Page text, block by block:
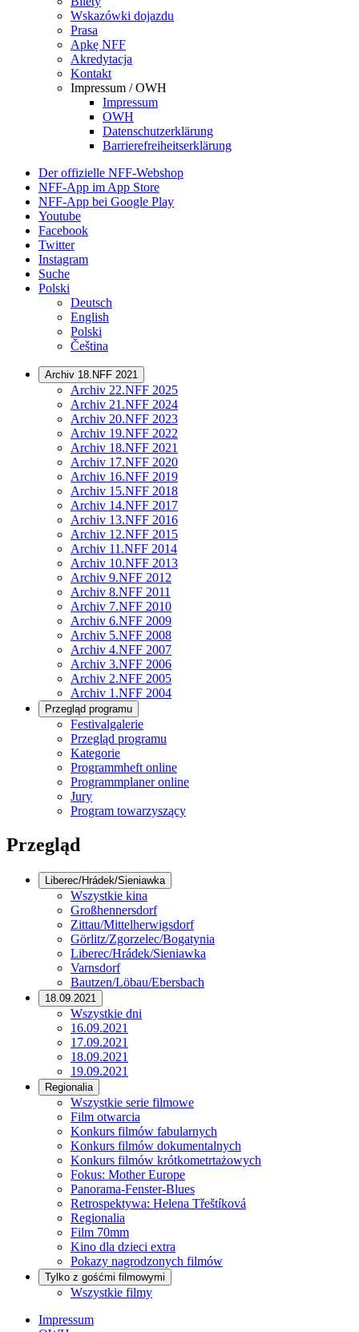
Wskazówki dojazdu
Prasa
Apkę NFF
Akredytacja
Kontakt
Impressum / OWH
Impressum
OWH
Datenschutzerklärung
Barrierefreiheitserklärung
Der offizielle NFF-Webshop
NFF-App im App Store
NFF-App bei Google Play
Youtube
Facebook
Twitter
Instagram
Suche
Polski
Deutsch
English
Polski
Čeština
Archiv 18.NFF 2021
Archiv 22.NFF 2025
Archiv 21.NFF 2024
Archiv 20.NFF 2023
Archiv 19.NFF 2022
Archiv 18.NFF 2021
Archiv 17.NFF 2020
Archiv 16.NFF 2019
Archiv 15.NFF 2018
Archiv 14.NFF 2017
Archiv 13.NFF 2016
Archiv 12.NFF 2015
Archiv 11.NFF 2014
Archiv 10.NFF 2013
Archiv 9.NFF 2012
Archiv 8.NFF 2011
Archiv 7.NFF 2010
Archiv 6.NFF 2009
Archiv 5.NFF 2008
Archiv 4.NFF 2007
Archiv 3.NFF 2006
Archiv 2.NFF 2005
Archiv 1.NFF 2004
Przegląd programu
Festivalgalerie
Przegląd programu
Kategorie
Programmheft online
Programmplaner online
Jury
Program towarzyszący
Przegląd
Liberec/Hrádek/Sieniawka
Wszystkie kina
Großhennersdorf
Zittau/Mittelherwigsdorf
Görlitz/Zgorzelec/Bogatynia
Liberec/Hrádek/Sieniawka
Varnsdorf
Bautzen/Löbau/Ebersbach
18.09.2021
Wszystkie dni
16.09.2021
17.09.2021
18.09.2021
19.09.2021
Regionalia
Wszystkie serie filmowe
Film otwarcia
Konkurs filmów fabularnych
Konkurs filmów dokumentalnych
Konkurs filmów krótkometrtażowych
Fokus: Mother Europe
Panorama-Fenster-Blues
Retrospektywa: Helena Třeštíková
Regionalia
Film 70mm
Kino dla dzieci extra
Pokazy nagrodzonych filmów
Tylko z gośćmi filmowymi
Wszystkie filmy
Impressum